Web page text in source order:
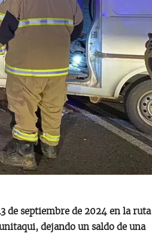
de septiembre de 2024 en la ruta
dejando un saldo de una